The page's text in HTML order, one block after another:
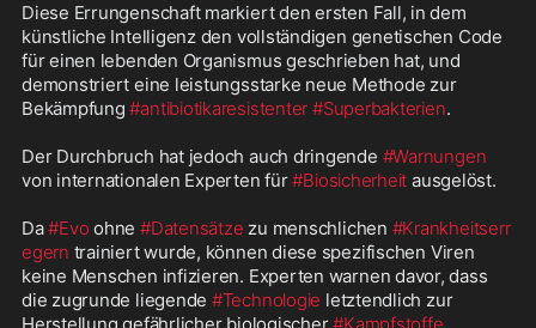
Diese Errungenschaft markiert den ersten Fall, in dem
künstliche Intelligenz den vollständigen genetischen Code
für einen lebenden Organismus geschrieben hat, und
demonstriert eine leistungsstarke neue Methode zur
Bekämpfung #antibiotikaresistenter #Superbakterien.
Der Durchbruch hat jedoch auch dringende #Warnungen
von internationalen Experten für #Biosicherheit ausgelöst.
Da #Evo ohne #Datensätze zu menschlichen #Krankheitserr
egern trainiert wurde, können diese spezifischen Viren
keine Menschen infizieren. Experten warnen davor, dass
die zugrunde liegende #Technologie letztendlich zur